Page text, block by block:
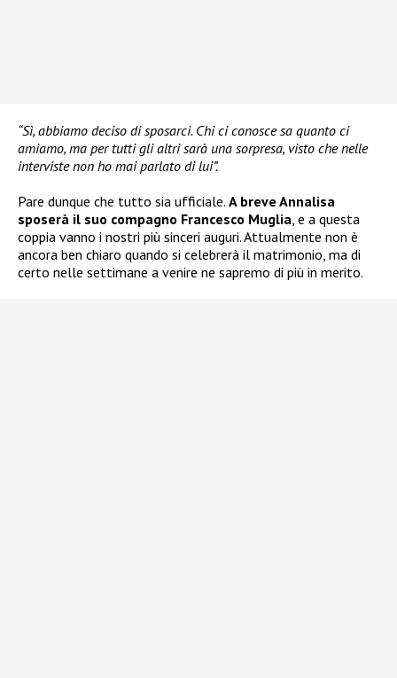
“Sì, abbiamo deciso di sposarci. Chi ci conosce sa quanto ci
amiamo, ma per tutti gli altri sarà una sorpresa, visto che nelle
interviste non ho mai parlato di lui”.
Pare dunque che tutto sia ufficiale. A breve Annalisa
sposerà il suo compagno Francesco Muglia, e a questa
coppia vanno i nostri più sinceri auguri. Attualmente non è
ancora ben chiaro quando si celebrerà il matrimonio, ma di
certo nelle settimane a venire ne sapremo di più in merito.